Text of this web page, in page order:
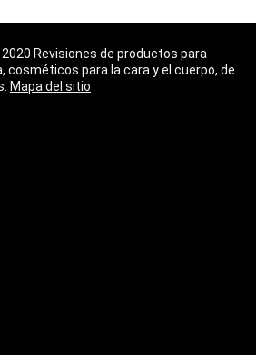
Revisiones de productos para
cosméticos para la cara y el cuerpo, de
Mapa del sitio